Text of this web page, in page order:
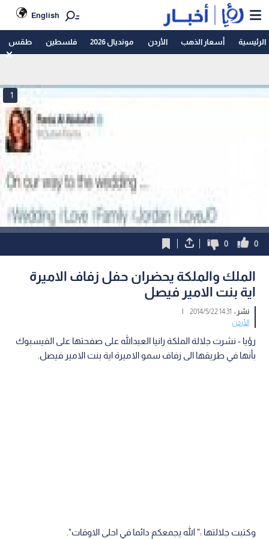
English
الرئيسية أسعار الذهب الأردن مونديال 2026 فلسطين طقس
1
0
0
الملك والملكة يحضران حفل زفاف الاميرة
اية بنت الامير فيصل
نشر : 14:31 2014/5/22
|
الأردن
رؤيا - نشرت جلالة الملكة رانيا العبدالله على صفحتها على الفيسبوك
بأنها في طريقها الى زفاف سمو الاميرة اية بنت الامير فيصل.
وكتبت جلالتها :" الله يجمعكم دائما في احلى الاوقات".